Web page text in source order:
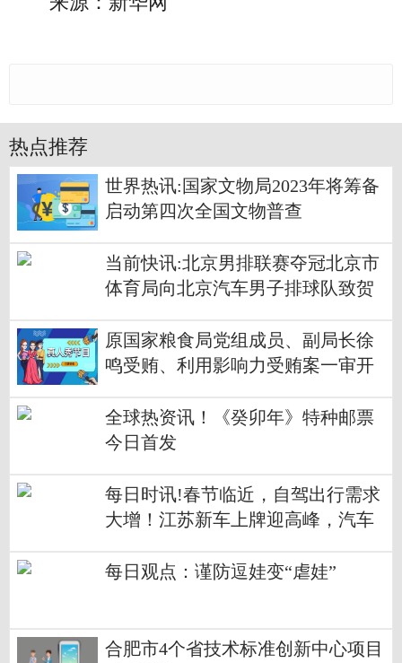
热点推荐
世界热讯:国家文物局2023年将筹备
启动第四次全国文物普查
当前快讯:北京男排联赛夺冠北京市
体育局向北京汽车男子排球队致贺
原国家粮食局党组成员、副局长徐
鸣受贿、利用影响力受贿案一审开
全球热资讯！《癸卯年》特种邮票
今日首发
每日时讯!春节临近，自驾出行需求
大增！江苏新车上牌迎高峰，汽车
每日观点：谨防逗娃变“虐娃”
合肥市4个省技术标准创新中心项目